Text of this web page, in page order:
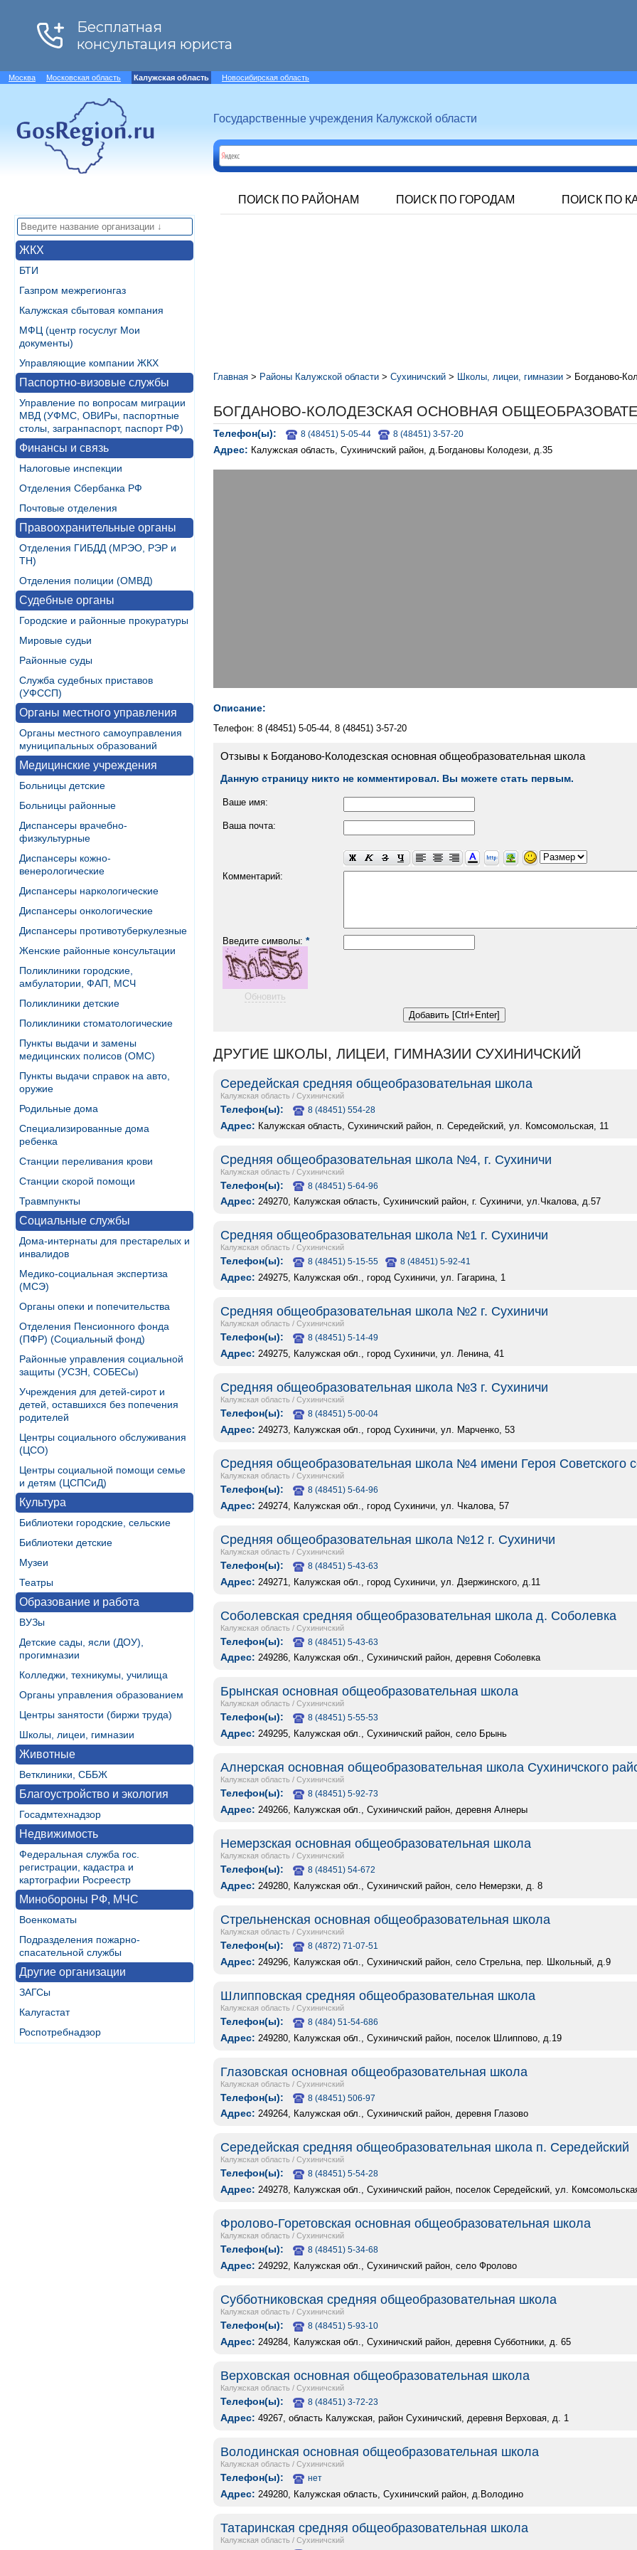
Москва Московская область Калужская область Новосибирская область
Государственные учреждения Калужской области
ПОИСК ПО РАЙОНАМ ПОИСК ПО ГОРОДАМ ПОИСК ПО
ЖКХ
БТИ
Газпром межрегионгаз
Калужская сбытовая компания
МФЦ (центр госуслуг Мои
документы)
Управляющие компании ЖКХ
Паспортно-визовые службы
Управление по вопросам миграции
МВД (УФМС, ОВИРы, паспортные
столы, загранпаспорт, паспорт РФ)
Финансы и связь
Налоговые инспекции
Отделения Сбербанка РФ
Почтовые отделения
Правоохранительные органы
Отделения ГИБДД (МРЭО, РЭР и
ТН)
Отделения полиции (ОМВД)
Судебные органы
Городские и районные прокуратуры
Мировые судьи
Районные суды
Служба судебных приставов
(УФССП)
Органы местного управления
Органы местного самоуправления
муниципальных образований
Медицинские учреждения
Больницы детские
Больницы районные
Диспансеры врачебно-
физкультурные
Диспансеры кожно-
венерологические
Диспансеры наркологические
Диспансеры онкологические
Диспансеры противотуберкулезные
Женские районные консультации
Поликлиники городские,
амбулатории, ФАП, МСЧ
Поликлиники детские
Поликлиники стоматологические
Пункты выдачи и замены
медицинских полисов (ОМС)
Пункты выдачи справок на авто,
оружие
Родильные дома
Специализированные дома
ребенка
Станции переливания крови
Станции скорой помощи
Травмпункты
Социальные службы
Дома-интернаты для престарелых и
инвалидов
Медико-социальная экспертиза
(МСЭ)
Органы опеки и попечительства
Отделения Пенсионного фонда
(ПФР) (Социальный фонд)
Районные управления социальной
защиты (УСЗН, СОБЕСы)
Учреждения для детей-сирот и
детей, оставшихся без попечения
родителей
Центры социального обслуживания
(ЦСО)
Центры социальной помощи семье
и детям (ЦСПСиД)
Культура
Библиотеки городские, сельские
Библиотеки детские
Музеи
Театры
Образование и работа
ВУЗы
Детские сады, ясли (ДОУ),
прогимназии
Колледжи, техникумы, училища
Органы управления образованием
Центры занятости (биржи труда)
Школы, лицеи, гимназии
Животные
Ветклиники, СББЖ
Благоустройство и экология
Госадмтехнадзор
Недвижимость
Федеральная служба гос.
регистрации, кадастра и
картографии Росреестр
Минобороны РФ, МЧС
Военкоматы
Подразделения пожарно-
спасательной службы
Другие организации
ЗАГСы
Калугастат
Роспотребнадзор
Главная > Районы Калужской области > Сухиничский > Школы, лицеи, гимназии > Богданово-
БОГДАНОВО-КОЛОДЕЗСКАЯ ОСНОВНАЯ
Телефон(ы): 8 (48451) 5-05-44 8 (48451) 3-57-20
Адрес: Калужская область, Сухиничский район, д.Богдановы Колодези, д.35
Описание:
Телефон: 8 (48451) 5-05-44, 8 (48451) 3-57-20
Отзывы к Богданово-Колодезская основная общеобразовательная школа
Данную страницу никто не комментировал. Вы можете стать первым.
Ваше имя:
Ваша почта:
Комментарий:
Введите символы: *
Обновить
ДРУГИЕ ШКОЛЫ, ЛИЦЕИ, ГИМНАЗИИ СУХИНИЧСКИЙ
Середейская средняя общеобразовательная школа
Калужская область / Сухиничский
Телефон(ы): 8 (48451) 554-28
Адрес: Калужская область, Сухиничский район, п. Середейский, ул. Комсомольская, 11
Средняя общеобразовательная школа №4, г. Сухиничи
Калужская область / Сухиничский
Телефон(ы): 8 (48451) 5-64-96
Адрес: 249270, Калужская область, Сухиничский район, г. Сухиничи, ул.Чкалова, д.57
Средняя общеобразовательная школа №1 г. Сухиничи
Калужская область / Сухиничский
Телефон(ы): 8 (48451) 5-15-55 8 (48451) 5-92-41
Адрес: 249275, Калужская обл., город Сухиничи, ул. Гагарина, 1
Средняя общеобразовательная школа №2 г. Сухиничи
Калужская область / Сухиничский
Телефон(ы): 8 (48451) 5-14-49
Адрес: 249275, Калужская обл., город Сухиничи, ул. Ленина, 41
Средняя общеобразовательная школа №3 г. Сухиничи
Калужская область / Сухиничский
Телефон(ы): 8 (48451) 5-00-04
Адрес: 249273, Калужская обл., город Сухиничи, ул. Марченко, 53
Средняя общеобразовательная школа №4 имени Героя Советского
Калужская область / Сухиничский
Телефон(ы): 8 (48451) 5-64-96
Адрес: 249274, Калужская обл., город Сухиничи, ул. Чкалова, 57
Средняя общеобразовательная школа №12 г. Сухиничи
Калужская область / Сухиничский
Телефон(ы): 8 (48451) 5-43-63
Адрес: 249271, Калужская обл., город Сухиничи, ул. Дзержинского, д.11
Соболевская средняя общеобразовательная школа д. Соболевка
Калужская область / Сухиничский
Телефон(ы): 8 (48451) 5-43-63
Адрес: 249286, Калужская обл., Сухиничский район, деревня Соболевка
Брынская основная общеобразовательная школа
Калужская область / Сухиничский
Телефон(ы): 8 (48451) 5-55-53
Адрес: 249295, Калужская обл., Сухиничский район, село Брынь
Алнерская основная общеобразовательная школа Сухиничского
Калужская область / Сухиничский
Телефон(ы): 8 (48451) 5-92-73
Адрес: 249266, Калужская обл., Сухиничский район, деревня Алнеры
Немерзская основная общеобразовательная школа
Калужская область / Сухиничский
Телефон(ы): 8 (48451) 54-672
Адрес: 249280, Калужская обл., Сухиничский район, село Немерзки, д. 8
Стрельненская основная общеобразовательная школа
Калужская область / Сухиничский
Телефон(ы): 8 (4872) 71-07-51
Адрес: 249296, Калужская обл., Сухиничский район, село Стрельна, пер. Школьный, д.9
Шлипповская средняя общеобразовательная школа
Калужская область / Сухиничский
Телефон(ы): 8 (484) 51-54-686
Адрес: 249280, Калужская обл., Сухиничский район, поселок Шлиппово, д.19
Глазовская основная общеобразовательная школа
Калужская область / Сухиничский
Телефон(ы): 8 (48451) 506-97
Адрес: 249264, Калужская обл., Сухиничский район, деревня Глазово
Середейская средняя общеобразовательная школа п. Середейский
Калужская область / Сухиничский
Телефон(ы): 8 (48451) 5-54-28
Адрес: 249278, Калужская обл., Сухиничский район, поселок Середейский, ул.
Фролово-Горетовская основная общеобразовательная школа
Калужская область / Сухиничский
Телефон(ы): 8 (48451) 5-34-68
Адрес: 249292, Калужская обл., Сухиничский район, село Фролово
Субботниковская средняя общеобразовательная школа
Калужская область / Сухиничский
Телефон(ы): 8 (48451) 5-93-10
Адрес: 249284, Калужская обл., Сухиничский район, деревня Субботники, д. 65
Верховская основная общеобразовательная школа
Калужская область / Сухиничский
Телефон(ы): 8 (48451) 3-72-23
Адрес: 49267, область Калужская, район Сухиничский, деревня Верховая, д. 1
Володинская основная общеобразовательная школа
Калужская область / Сухиничский
Телефон(ы): нет
Адрес: 249280, Калужская область, Сухиничский район, д.Володино
Татаринская средняя общеобразовательная школа
Калужская область / Сухиничский